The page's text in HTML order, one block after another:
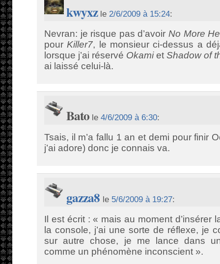
kwyxzle2/6/2009 à 15:24:
Nevran: je risque pas d’avoir No More
pour Killer7, le monsieur ci-dessus a
lorsque j’ai réservé Okamiet Shadow of
ai laissé celui-là.
Bato le4/6/2009 à 6:30:
Tsais, il m’a fallu 1 an et demi pour finir
j’ai adore) donc je connais va.
gazza8 le 5/6/2009 à 19:27:
Il est écrit : « mais au moment d’insérer
la console, j’ai une sorte de réflexe, je
sur autre chose, je me lance dans
comme un phénomène inconscient ».